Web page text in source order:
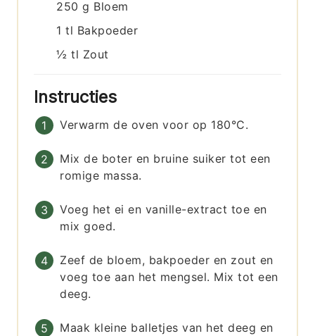
250 g Bloem
1 tl Bakpoeder
½ tl Zout
Instructies
Verwarm de oven voor op 180°C.
Mix de boter en bruine suiker tot een
romige massa.
Voeg het ei en vanille-extract toe en
mix goed.
Zeef de bloem, bakpoeder en zout en
voeg toe aan het mengsel. Mix tot een
deeg.
Maak kleine balletjes van het deeg en